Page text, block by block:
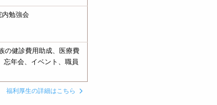
内勉強会
の健診費用助成、医療費
忘年会、イベント、職員
福利厚生の詳細はこちら